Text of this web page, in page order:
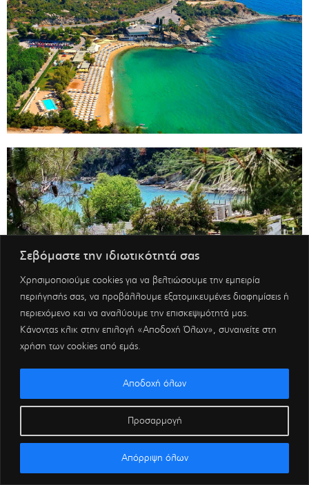
Σεβόμαστε την ιδιωτικότητά σας
Χρησιμοποιούμε cookies για να βελτιώσουμε την εμπειρία
περιήγησής σας, να προβάλλουμε εξατομικευμένες διαφημίσεις ή
περιεχόμενο και να αναλύουμε την επισκεψιμότητά μας.
Κάνοντας κλικ στην επιλογή «Αποδοχή Όλων», συναινείτε στη
χρήση των cookies από εμάς.
Προσαρμογή
Απόρριψη όλων
Αποδοχή όλων